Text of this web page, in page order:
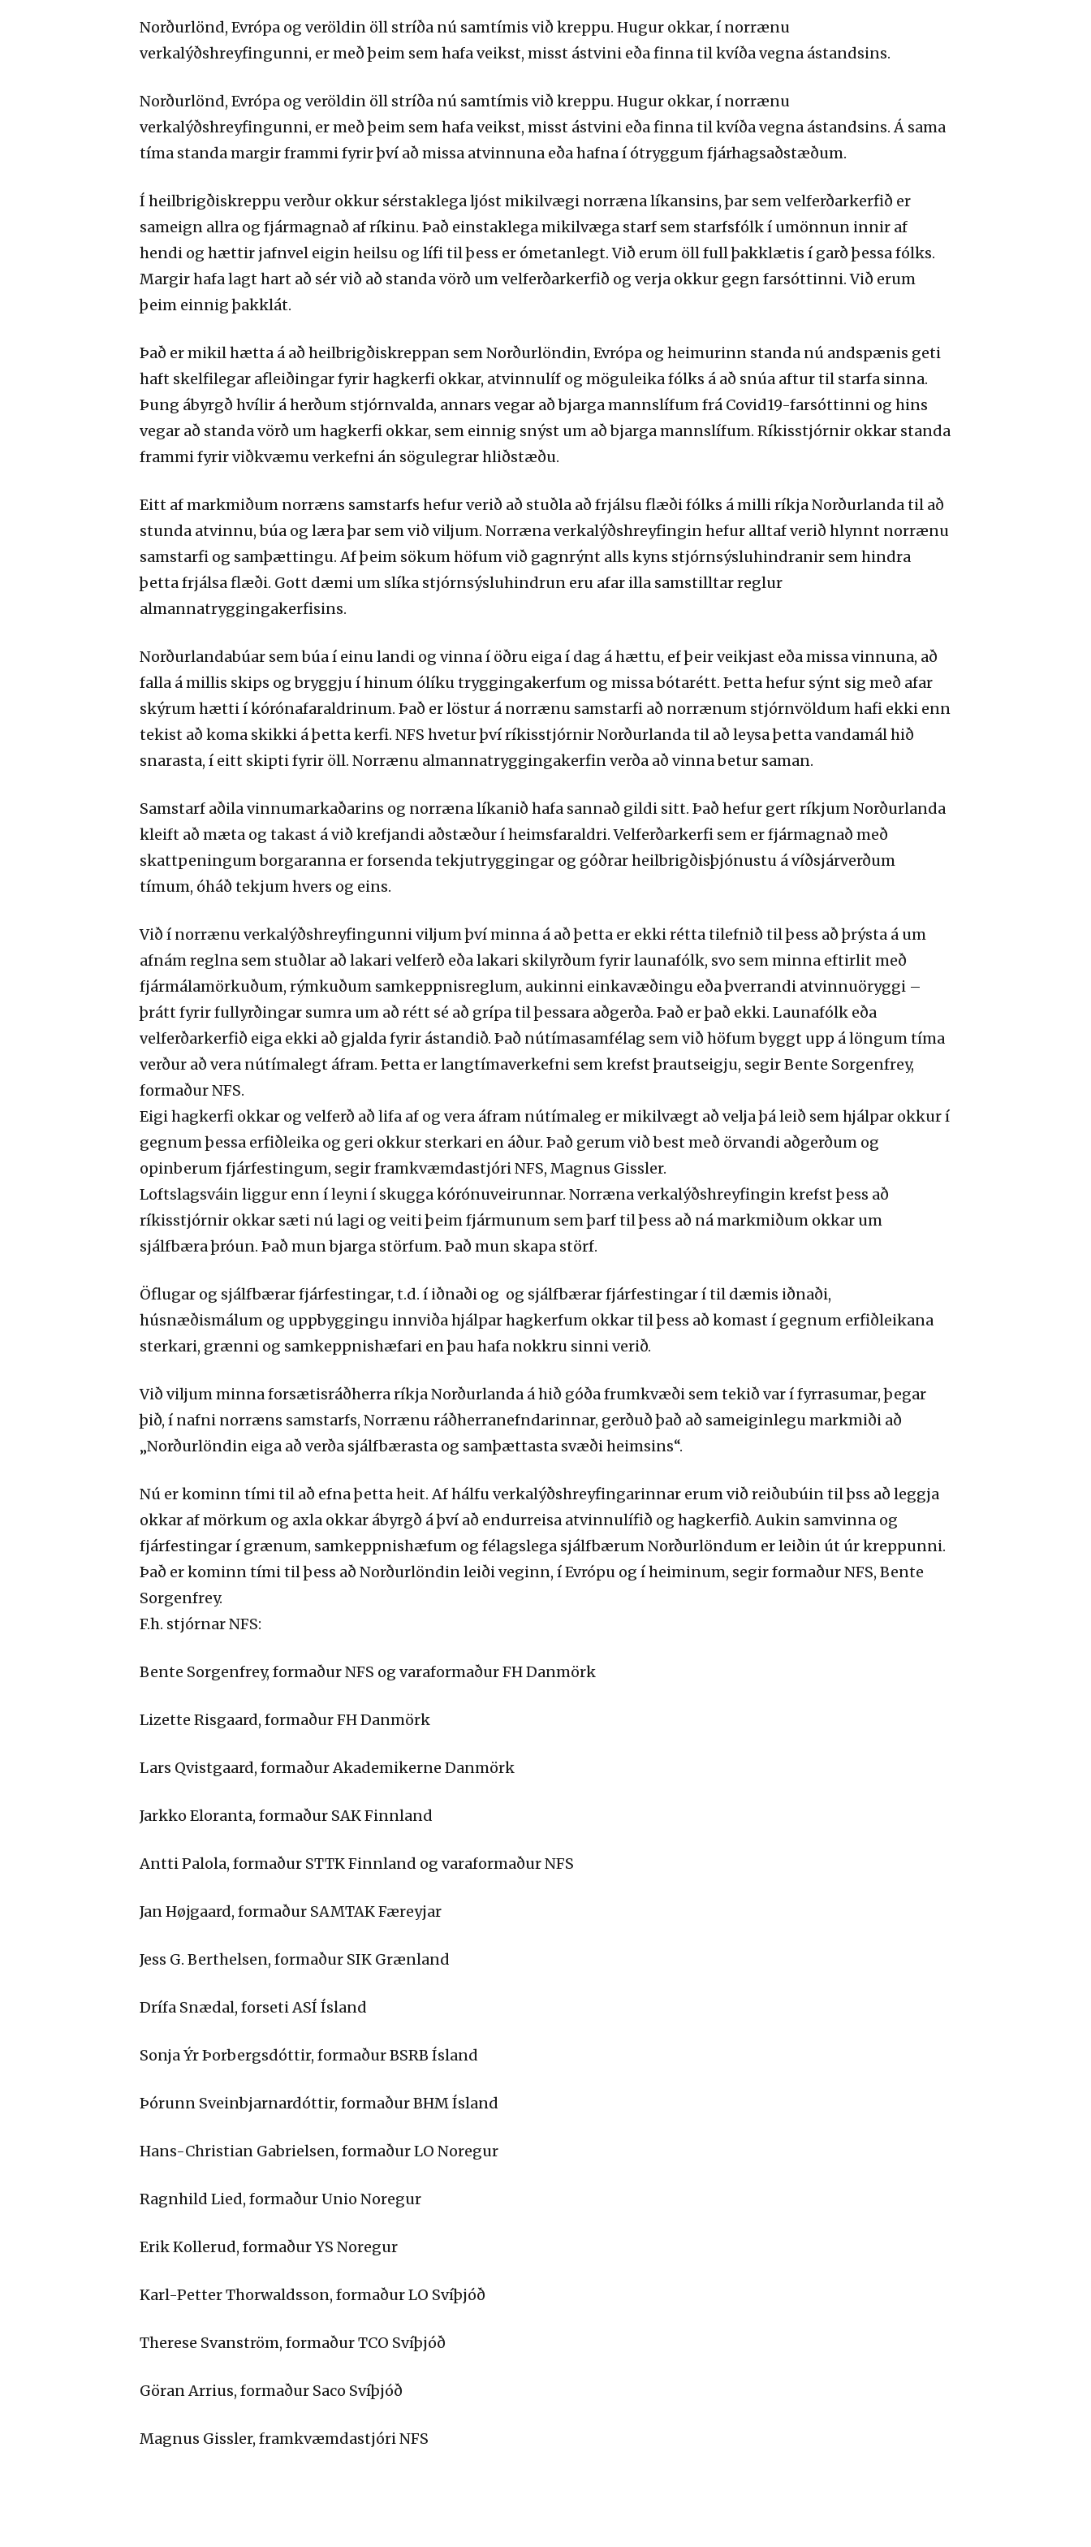
Norðurlönd, Evrópa og veröldin öll stríða nú samtímis við kreppu. Hugur okkar, í norrænu
verkalýðshreyfingunni, er með þeim sem hafa veikst, misst ástvini eða finna til kvíða vegna ástandsins.
Norðurlönd, Evrópa og veröldin öll stríða nú samtímis við kreppu. Hugur okkar, í norrænu
verkalýðshreyfingunni, er með þeim sem hafa veikst, misst ástvini eða finna til kvíða vegna ástandsins. Á sama
tíma standa margir frammi fyrir því að missa atvinnuna eða hafna í ótryggum fjárhagsaðstæðum.
Í heilbrigðiskreppu verður okkur sérstaklega ljóst mikilvægi norræna líkansins, þar sem velferðarkerfið er
sameign allra og fjármagnað af ríkinu. Það einstaklega mikilvæga starf sem starfsfólk í umönnun innir af
hendi og hættir jafnvel eigin heilsu og lífi til þess er ómetanlegt. Við erum öll full þakklætis í garð þessa fólks.
Margir hafa lagt hart að sér við að standa vörð um velferðarkerfið og verja okkur gegn farsóttinni. Við erum
þeim einnig þakklát.
Það er mikil hætta á að heilbrigðiskreppan sem Norðurlöndin, Evrópa og heimurinn standa nú andspænis geti
haft skelfilegar afleiðingar fyrir hagkerfi okkar, atvinnulíf og möguleika fólks á að snúa aftur til starfa sinna.
Þung ábyrgð hvílir á herðum stjórnvalda, annars vegar að bjarga mannslífum frá Covid19-farsóttinni og hins
vegar að standa vörð um hagkerfi okkar, sem einnig snýst um að bjarga mannslífum. Ríkisstjórnir okkar standa
frammi fyrir viðkvæmu verkefni án sögulegrar hliðstæðu.
Eitt af markmiðum norræns samstarfs hefur verið að stuðla að frjálsu flæði fólks á milli ríkja Norðurlanda til að
stunda atvinnu, búa og læra þar sem við viljum. Norræna verkalýðshreyfingin hefur alltaf verið hlynnt norrænu
samstarfi og samþættingu. Af þeim sökum höfum við gagnrýnt alls kyns stjórnsýsluhindranir sem hindra
þetta frjálsa flæði. Gott dæmi um slíka stjórnsýsluhindrun eru afar illa samstilltar reglur
almannatryggingakerfisins.
Norðurlandabúar sem búa í einu landi og vinna í öðru eiga í dag á hættu, ef þeir veikjast eða missa vinnuna, að
falla á millis skips og bryggju í hinum ólíku tryggingakerfum og missa bótarétt. Þetta hefur sýnt sig með afar
skýrum hætti í kórónafaraldrinum. Það er löstur á norrænu samstarfi að norrænum stjórnvöldum hafi ekki enn
tekist að koma skikki á þetta kerfi. NFS hvetur því ríkisstjórnir Norðurlanda til að leysa þetta vandamál hið
snarasta, í eitt skipti fyrir öll. Norrænu almannatryggingakerfin verða að vinna betur saman.
Samstarf aðila vinnumarkaðarins og norræna líkanið hafa sannað gildi sitt. Það hefur gert ríkjum Norðurlanda
kleift að mæta og takast á við krefjandi aðstæður í heimsfaraldri. Velferðarkerfi sem er fjármagnað með
skattpeningum borgaranna er forsenda tekjutryggingar og góðrar heilbrigðisþjónustu á víðsjárverðum
tímum, óháð tekjum hvers og eins.
Við í norrænu verkalýðshreyfingunni viljum því minna á að þetta er ekki rétta tilefnið til þess að þrýsta á um
afnám reglna sem stuðlar að lakari velferð eða lakari skilyrðum fyrir launafólk, svo sem minna eftirlit með
fjármálamörkuðum, rýmkuðum samkeppnisreglum, aukinni einkavæðingu eða þverrandi atvinnuöryggi –
þrátt fyrir fullyrðingar sumra um að rétt sé að grípa til þessara aðgerða. Það er það ekki. Launafólk eða
velferðarkerfið eiga ekki að gjalda fyrir ástandið. Það nútímasamfélag sem við höfum byggt upp á löngum tíma
verður að vera nútímalegt áfram. Þetta er langtímaverkefni sem krefst þrautseigju, segir Bente Sorgenfrey,
formaður NFS.
Eigi hagkerfi okkar og velferð að lifa af og vera áfram nútímaleg er mikilvægt að velja þá leið sem hjálpar okkur í
gegnum þessa erfiðleika og geri okkur sterkari en áður. Það gerum við best með örvandi aðgerðum og
opinberum fjárfestingum, segir framkvæmdastjóri NFS, Magnus Gissler.
Loftslagsváin liggur enn í leyni í skugga kórónuveirunnar. Norræna verkalýðshreyfingin krefst þess að
ríkisstjórnir okkar sæti nú lagi og veiti þeim fjármunum sem þarf til þess að ná markmiðum okkar um
sjálfbæra þróun. Það mun bjarga störfum. Það mun skapa störf.
Öflugar og sjálfbærar fjárfestingar, t.d. í iðnaði og og sjálfbærar fjárfestingar í til dæmis iðnaði,
húsnæðismálum og uppbyggingu innviða hjálpar hagkerfum okkar til þess að komast í gegnum erfiðleikana
sterkari, grænni og samkeppnishæfari en þau hafa nokkru sinni verið.
Við viljum minna forsætisráðherra ríkja Norðurlanda á hið góða frumkvæði sem tekið var í fyrrasumar, þegar
þið, í nafni norræns samstarfs, Norrænu ráðherranefndarinnar, gerðuð það að sameiginlegu markmiði að
„Norðurlöndin eiga að verða sjálfbærasta og samþættasta svæði heimsins“.
Nú er kominn tími til að efna þetta heit. Af hálfu verkalýðshreyfingarinnar erum við reiðubúin til þss að leggja
okkar af mörkum og axla okkar ábyrgð á því að endurreisa atvinnulífið og hagkerfið. Aukin samvinna og
fjárfestingar í grænum, samkeppnishæfum og félagslega sjálfbærum Norðurlöndum er leiðin út úr kreppunni.
Það er kominn tími til þess að Norðurlöndin leiði veginn, í Evrópu og í heiminum, segir formaður NFS, Bente
Sorgenfrey.
F.h. stjórnar NFS:
Bente Sorgenfrey, formaður NFS og varaformaður FH Danmörk
Lizette Risgaard, formaður FH Danmörk
Lars Qvistgaard, formaður Akademikerne Danmörk
Jarkko Eloranta, formaður SAK Finnland
Antti Palola, formaður STTK Finnland og varaformaður NFS
Jan Højgaard, formaður SAMTAK Færeyjar
Jess G. Berthelsen, formaður SIK Grænland
Drífa Snædal, forseti ASÍ Ísland
Sonja Ýr Þorbergsdóttir, formaður BSRB Ísland
Þórunn Sveinbjarnardóttir, formaður BHM Ísland
Hans-Christian Gabrielsen, formaður LO Noregur
Ragnhild Lied, formaður Unio Noregur
Erik Kollerud, formaður YS Noregur
Karl-Petter Thorwaldsson, formaður LO Svíþjóð
Therese Svanström, formaður TCO Svíþjóð
Göran Arrius, formaður Saco Svíþjóð
Magnus Gissler, framkvæmdastjóri NFS